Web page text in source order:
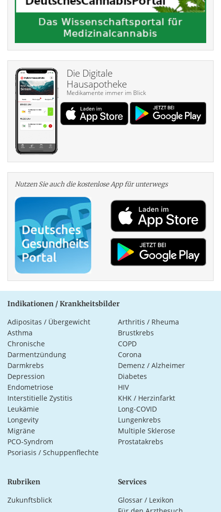
Die Digitale
Hausapotheke
Medikamente immer im Blick
Nutzen Sie auch die kosten­lose App für unterwegs
Indikationen / Krankheitsbilder
Adipositas / Übergewicht
Arthritis / Rheuma
Asthma
Brustkrebs
Chronische
Darmentzündung
COPD
Corona
Darmkrebs
Demenz / Alzheimer
Depression
Diabetes
Endometriose
HIV
Interstitielle Zystitis
KHK / Herzinfarkt
Leukämie
Long-COVID
Longevity
Lungenkrebs
Migräne
Multiple Sklerose
PCO-Syndrom
Prostatakrebs
Psoriasis / Schuppenflechte
Rubriken
Zukunftsblick
Services
Glossar / Lexikon